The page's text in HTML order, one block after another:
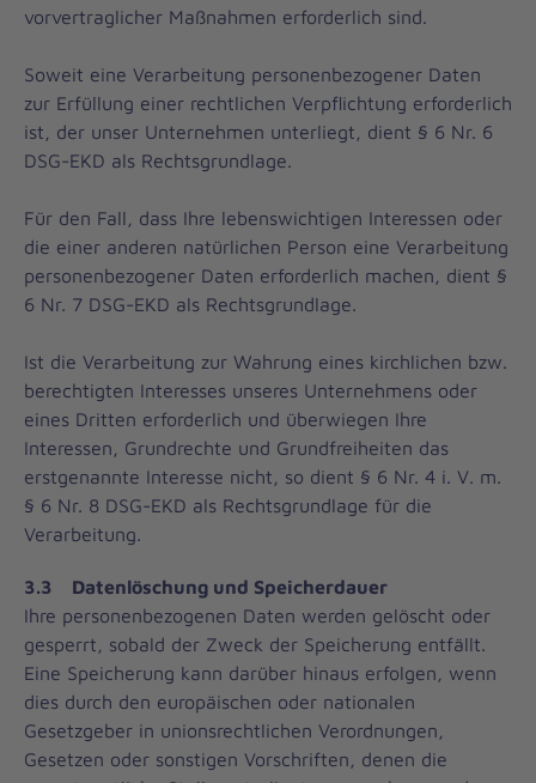
vorvertraglicher Maßnahmen erforderlich sind.
Soweit eine Verarbeitung personenbezogener Daten
zur Erfüllung einer rechtlichen Verpflichtung erforderlich
ist, der unser Unternehmen unterliegt, dient § 6 Nr. 6
DSG-EKD als Rechtsgrundlage.
Für den Fall, dass Ihre lebenswichtigen Interessen oder
die einer anderen natürlichen Person eine Verarbeitung
personenbezogener Daten erforderlich machen, dient §
6 Nr. 7 DSG-EKD als Rechtsgrundlage.
Ist die Verarbeitung zur Wahrung eines kirchlichen bzw.
berechtigten Interesses unseres Unternehmens oder
eines Dritten erforderlich und überwiegen Ihre
Interessen, Grundrechte und Grundfreiheiten das
erstgenannte Interesse nicht, so dient § 6 Nr. 4 i. V. m.
§ 6 Nr. 8 DSG-EKD als Rechtsgrundlage für die
Verarbeitung.
3.3 Datenlöschung und Speicherdauer
Ihre personenbezogenen Daten werden gelöscht oder
gesperrt, sobald der Zweck der Speicherung entfällt.
Eine Speicherung kann darüber hinaus erfolgen, wenn
dies durch den europäischen oder nationalen
Gesetzgeber in unionsrechtlichen Verordnungen,
Gesetzen oder sonstigen Vorschriften, denen die